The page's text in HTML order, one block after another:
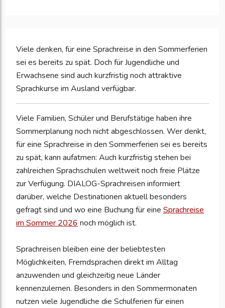
Viele denken, für eine Sprachreise in den Sommerferien
sei es bereits zu spät. Doch für Jugendliche und
Erwachsene sind auch kurzfristig noch attraktive
Sprachkurse im Ausland verfügbar.
Viele Familien, Schüler und Berufstätige haben ihre
Sommerplanung noch nicht abgeschlossen. Wer denkt,
für eine Sprachreise in den Sommerferien sei es bereits
zu spät, kann aufatmen: Auch kurzfristig stehen bei
zahlreichen Sprachschulen weltweit noch freie Plätze
zur Verfügung. DIALOG-Sprachreisen informiert
darüber, welche Destinationen aktuell besonders
gefragt sind und wo eine Buchung für eine Sprachreise
im Sommer 2026 noch möglich ist.
Sprachreisen bleiben eine der beliebtesten
Möglichkeiten, Fremdsprachen direkt im Alltag
anzuwenden und gleichzeitig neue Länder
kennenzulernen. Besonders in den Sommermonaten
nutzen viele Jugendliche die Schulferien für einen